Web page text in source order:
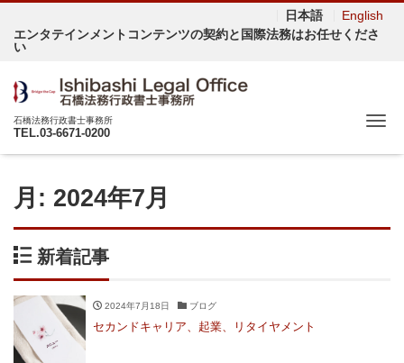
日本語
English
エンタテインメントコンテンツの契約と国際法務はお任せくださ
い
石橋法務行政書士事務所
TEL.03-6671-0200
月: 2024年7月
新着記事
2024年7月18日 ブログ
セカンドキャリア、起業、リタイヤメント